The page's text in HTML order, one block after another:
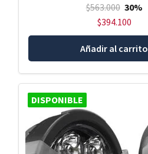
$563.000 30%
$394.100
Añadir al carrito
DISPONIBLE